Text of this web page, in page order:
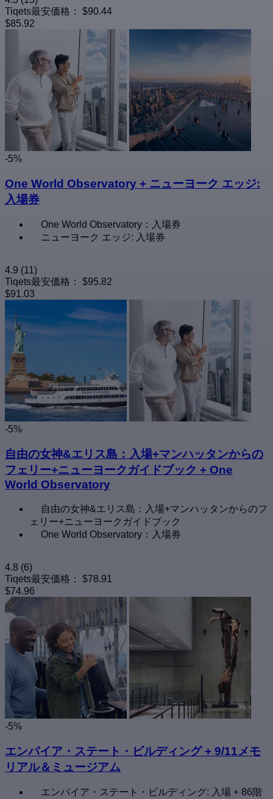
Tiqets最安価格：
$90.44
$85.92
-5%
One World Observatory + ニューヨーク エッジ:
入場券
One World Observatory：入場券
ニューヨーク エッジ: 入場券
4.9 (11)
Tiqets最安価格：
$95.82
$91.03
-5%
自由の女神&エリス島：入場+マンハッタンからの
フェリー+ニューヨークガイドブック + One
World Observatory
自由の女神&エリス島：入場+マンハッタンからのフ
ェリー+ニューヨークガイドブック
One World Observatory：入場券
4.8 (6)
Tiqets最安価格：
$78.91
$74.96
-5%
エンパイア・ステート・ビルディング + 9/11メモ
リアル＆ミュージアム
エンパイア・ステート・ビルディング: 入場 + 86階